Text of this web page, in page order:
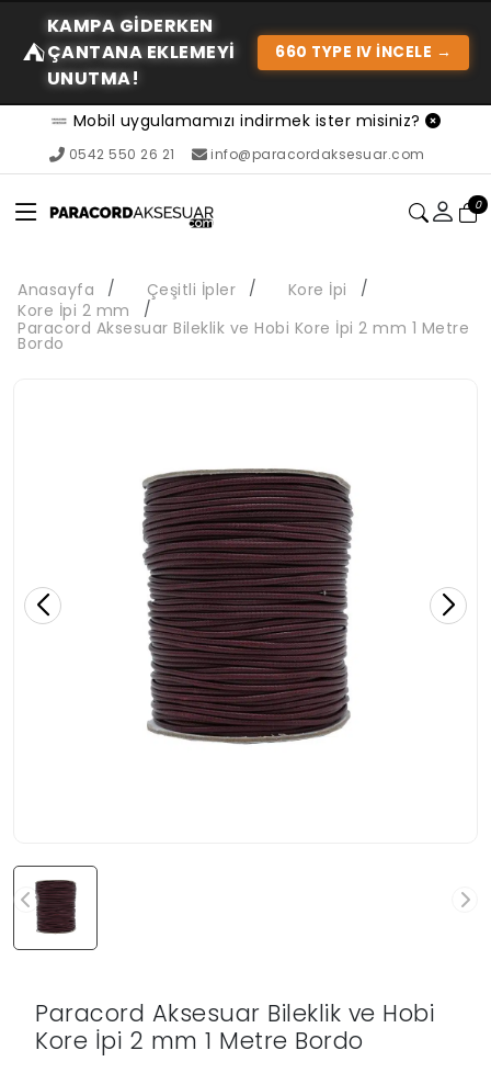
⛺
KAMPA GIDERKEN
ÇANTANA EKLEMEYI
UNUTMA!
660 TYPE IV İNCELE →
Mobil uygulamamızı indirmek ister misiniz?
0542 550 26 21 info@paracordaksesuar.com
0
Anasayfa Çeşitli İpler
Kore İpi
Kore İpi 2 mm
Paracord Aksesuar Bileklik ve Hobi Kore İpi 2 mm 1 Metre
Bordo
Paracord Aksesuar Bileklik ve Hobi
Kore İpi 2 mm 1 Metre Bordo